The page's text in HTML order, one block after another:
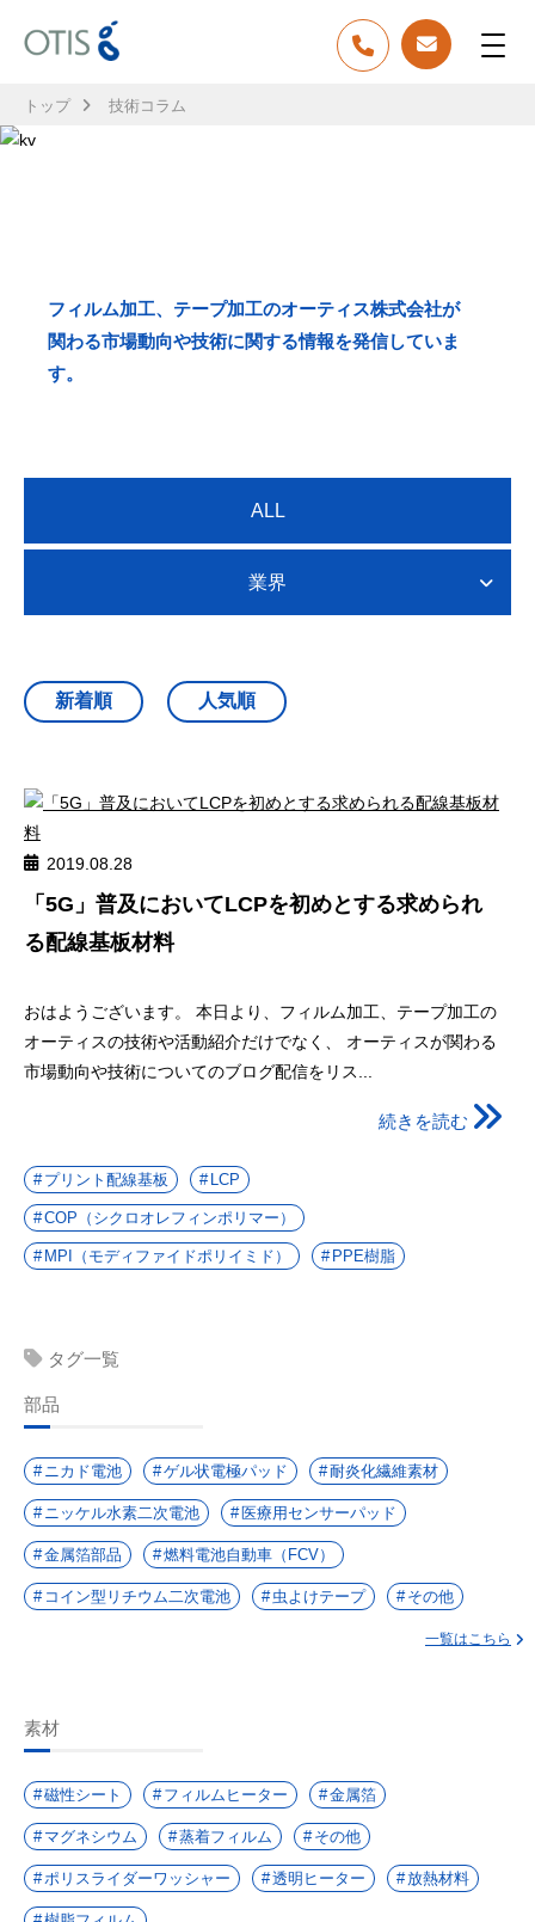
トップ 技術コラム
フィルム加工、テープ加工のオーティス株式会社が
関わる市場動向や技術に関する情報を発信していま
す。
ALL
業界
2019.08.28
「5G」普及においてLCPを初めとする求められ
る配線基板材料
おはようございます。 本日より、フィルム加工、テープ加工の
オーティスの技術や活動紹介だけでなく、 オーティスが関わる
市場動向や技術についてのブログ配信をリス...
続きを読む
プリント配線基板 LCP
COP（シクロオレフィンポリマー）
MPI（モディファイドポリイミド） PPE樹脂
タグ一覧
部品
ニカド電池 ゲル状電極パッド 耐炎化繊維素材
ニッケル水素二次電池 医療用センサーパッド
金属箔部品 燃料電池自動車（FCV）
コイン型リチウム二次電池 虫よけテープ その他
一覧はこちら
素材
磁性シート フィルムヒーター 金属箔
マグネシウム 蒸着フィルム その他
ポリスライダーワッシャー 透明ヒーター 放熱材料